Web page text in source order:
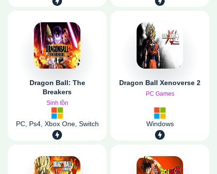
Dragon Ball: The
Breakers
Sinh tồn
PC, Ps4, Xbox One, Switch
Dragon Ball Xenoverse 2
PC Games
Windows